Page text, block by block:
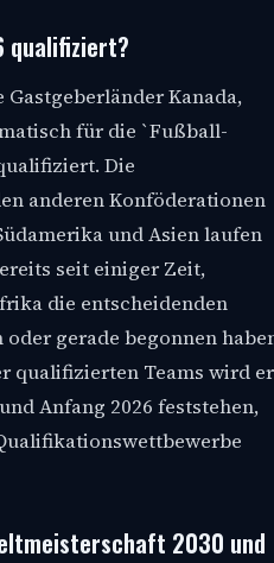
qualifiziert?
Gastgeberländer Kanada,
für die `Fußball-
Die
anderen Konföderationen
und Asien laufen
seit einiger Zeit,
die entscheidenden
gerade begonnen
qualifizierten Teams wird
Anfang 2026 feststehen,
2030 und